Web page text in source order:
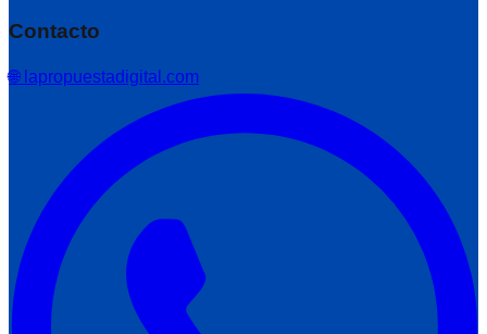
Contacto
🌐 lapropuestadigital.com